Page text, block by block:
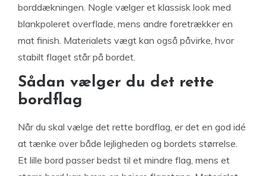
borddækningen. Nogle vælger et klassisk look med
blankpoleret overflade, mens andre foretrækker en
mat finish. Materialets vægt kan også påvirke, hvor
stabilt flaget står på bordet.
Sådan vælger du det rette
bordflag
Når du skal vælge det rette bordflag, er det en god idé
at tænke over både lejligheden og bordets størrelse.
Et lille bord passer bedst til et mindre flag, mens et